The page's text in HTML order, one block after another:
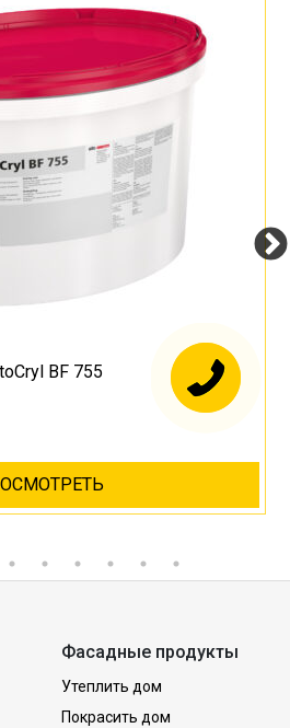
BF 755
Фасадные продукты
Утеплить дом
Покрасить дом